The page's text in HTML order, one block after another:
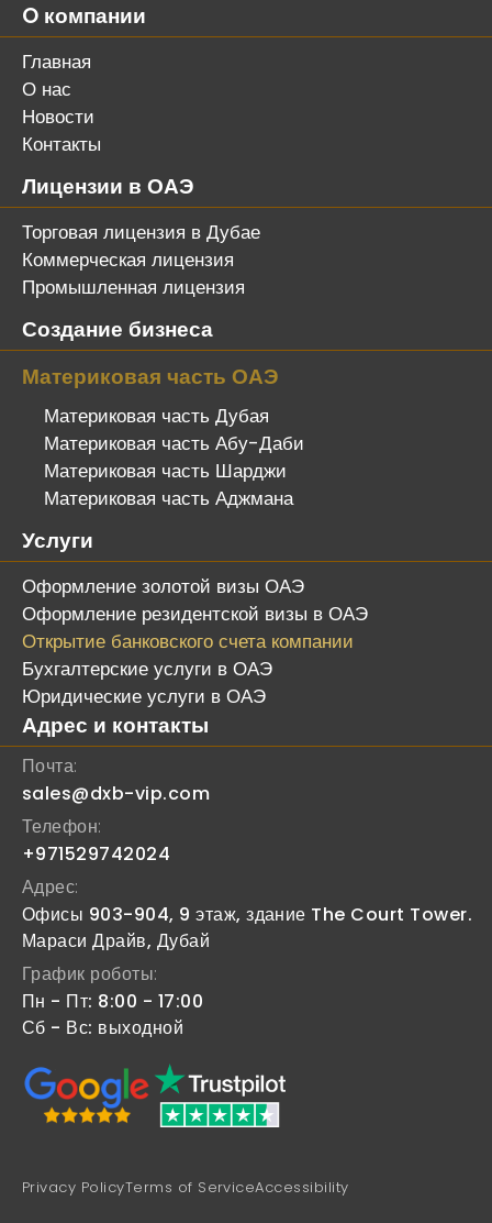
O компании
Главная
О нас
Новости
Контакты
Лицензии в ОАЭ
Торговая лицензия в Дубае
Коммерческая лицензия
Промышленная лицензия
Создание бизнеса
Материковая часть ОАЭ
Материковая часть Дубая
Материковая часть Абу-Даби
Материковая часть Шарджи
Материковая часть Аджмана
Услуги
Оформление золотой визы ОАЭ
Оформление резидентской визы в ОАЭ
Открытие банковского счета компании
Бухгалтерские услуги в ОАЭ
Юридические услуги в ОАЭ
Адрес и контакты
Почта:
sales@dxb-vip.com
Телефон:
+971529742024
Адрес:
Офисы 903-904, 9 этаж, здание The Court Tower.
Мараси Драйв, Дубай
График роботы:
Пн - Пт: 8:00 - 17:00
Сб - Вс: выходной
Privacy PolicyTerms of ServiceAccessibility